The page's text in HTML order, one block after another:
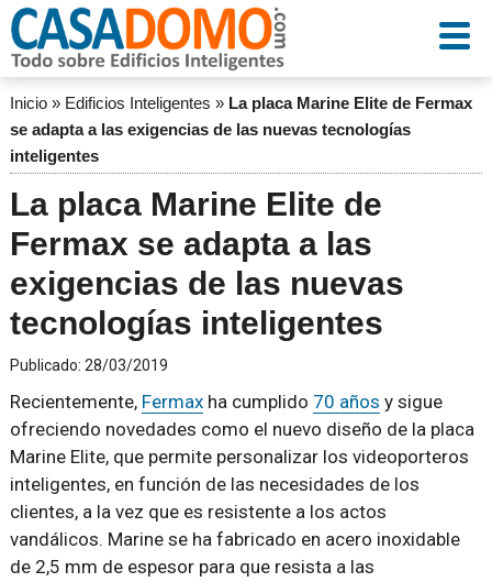
Inicio» Edificios Inteligentes » La placa Marine Elite de Fermax
se adapta a las exigencias de las nuevas tecnologías
inteligentes
La placa Marine Elite de
Fermax se adapta a las
exigencias de las nuevas
tecnologías inteligentes
Publicado: 28/03/2019
Recientemente, Fermaxha cumplido 70 años y sigue
ofreciendo novedades como el nuevo diseño de la placa
Marine Elite, que permite personalizar los videoporteros
inteligentes, en función de las necesidades de los
clientes, a la vez que es resistente a los actos
vandálicos. Marine se ha fabricado en acero inoxidable
de 2,5 mm de espesor para que resista a las